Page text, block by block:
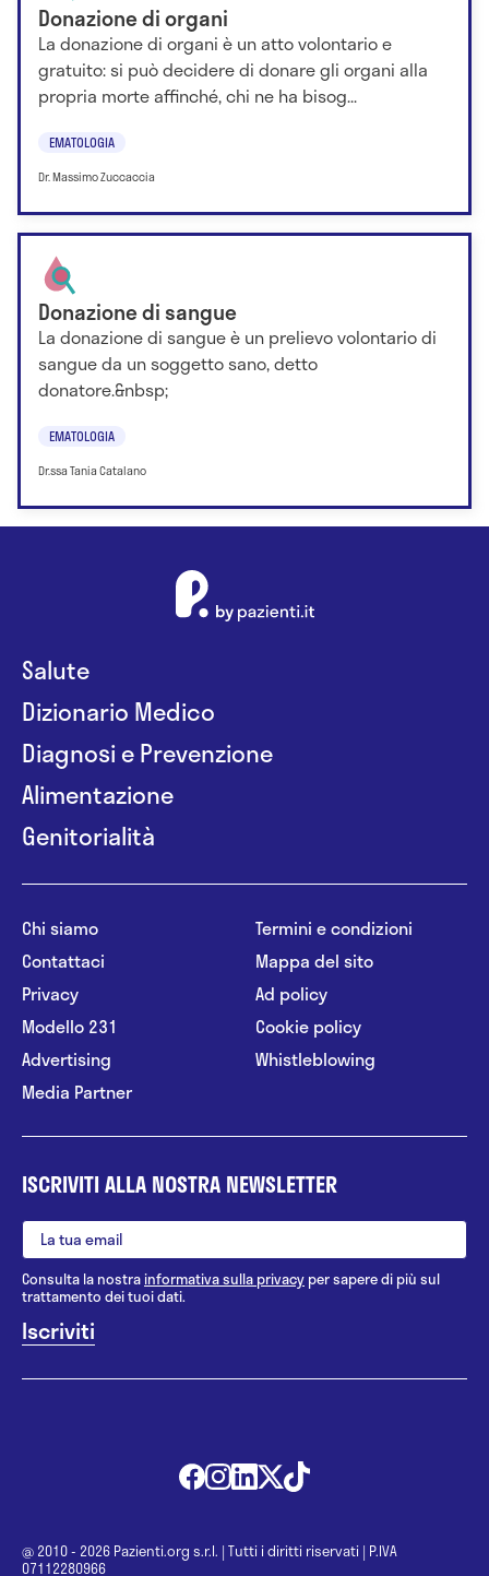
Donazione di organi
La donazione di organi è un atto volontario e
gratuito: si può decidere di donare gli organi alla
propria morte affinché, chi ne ha bisog...
EMATOLOGIA
Dr. Massimo Zuccaccia
Donazione di sangue
La donazione di sangue è un prelievo volontario di
sangue da un soggetto sano, detto
donatore.&nbsp;
EMATOLOGIA
Dr.ssa Tania Catalano
Salute
Dizionario Medico
Diagnosi e Prevenzione
Alimentazione
Genitorialità
Chi siamo
Contattaci
Privacy
Modello 231
Advertising
Media Partner
Termini e condizioni
Mappa del sito
Ad policy
Cookie policy
Whistleblowing
ISCRIVITI ALLA NOSTRA NEWSLETTER
Consulta la nostrainformativa sulla privacy per sapere di più sul
trattamento dei tuoi dati.
@ 2010 - 2026 Pazienti.org s.r.l. | Tutti i diritti riservati | P.IVA
07112280966